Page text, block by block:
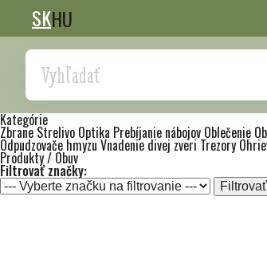
SKHU
Search
Kategórie
Zbrane Strelivo Optika Prebíjanie nábojov Oblečenie
Odpudzovače hmyzu Vnadenie divej zveri Trezory
Produkty / Obuv
Filtrovať značky:
Filtrovať